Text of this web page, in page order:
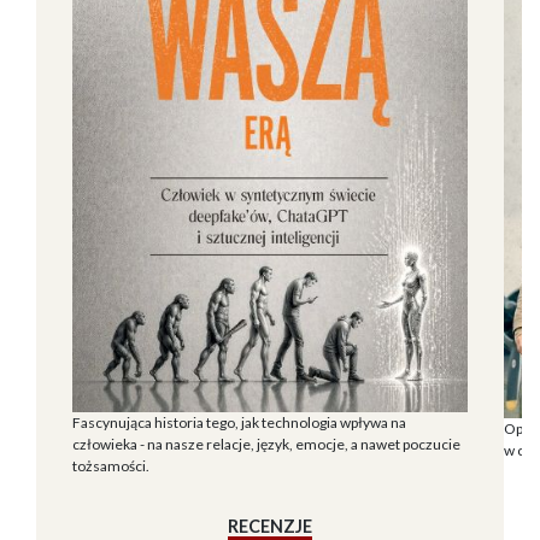
Fascynująca historia tego, jak technologia wpływa na
człowieka - na nasze relacje, język, emocje, a nawet poczucie
tożsamości.
w
RECENZJE